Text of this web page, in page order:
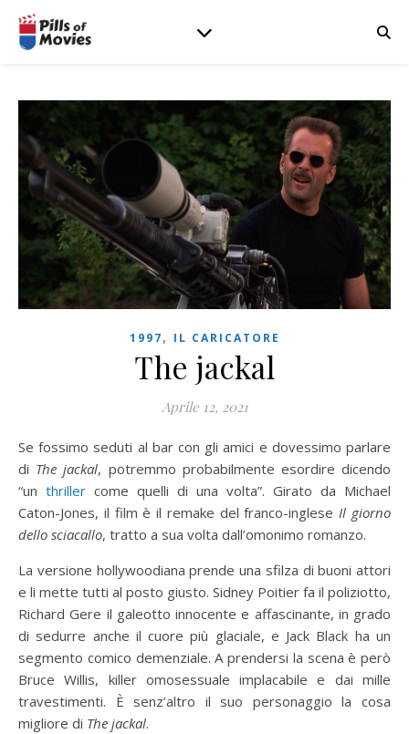
1997, IL CARICATORE
The jackal
Aprile 12, 2021
Se fossimo seduti al bar con gli amici e dovessimo parlare
di The jackal, potremmo probabilmente esordire dicendo
“un thriller come quelli di una volta”. Girato da Michael
Caton-Jones, il film è il remake del franco-ingleseIl giorno
dello sciacallo, tratto a sua volta dall’omonimo romanzo.
La versione hollywoodiana prende una sfilza di buoni attori
e li mette tutti al posto giusto. Sidney Poitier fa il poliziotto,
Richard Gere il galeotto innocente e affascinante, in grado
di sedurre anche il cuore più glaciale, e Jack Black ha un
segmento comico demenziale. A prendersi la scena è però
Bruce Willis, killer omosessuale implacabile e dai mille
travestimenti. È senz’altro il suo personaggio la cosa
migliore di The jackal.